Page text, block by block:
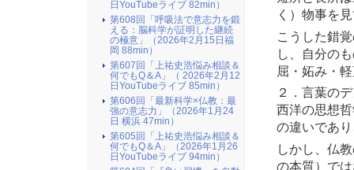
く）物事を
こうした錯
し、自分の
屈・妬み・
２．言葉の
西洋の思想
の違いであ
しかし、仏
の本質）で
日YouTubeライブ 82min）
第608回「呼吸法で意志力を鍛
える：脳科学が証明した継続
の極意」（2026年2月15日福
岡 88min）
第607回「上祐史浩悩み相談＆
何でもQ＆A」（ 2026年2月12
日YouTubeライブ 85min）
第606回「最新科学×仏教：最
強の意志力」（2026年1月24
日 横浜 47min）
第605回「上祐史浩悩み相談＆
何でもQ＆A」（2026年1月26
日YouTubeライブ 94min）